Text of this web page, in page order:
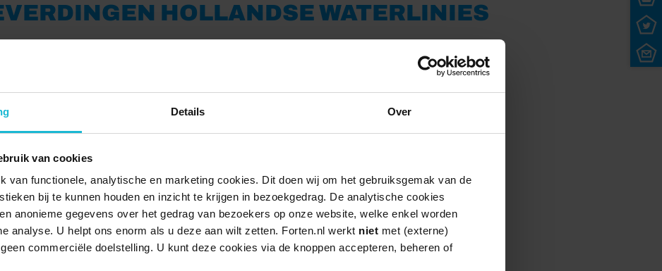
Details Over
van cookies
van functionele, analytische en marketing cookies. Dit doen wij om het gebruiksgemak van de
bij te kunnen houden en inzicht te krijgen in bezoekgedrag. De analytische cookies
anonieme gegevens over het gedrag van bezoekers op onze website, welke enkel worden
analyse. U helpt ons enorm als u deze aan wilt zetten. Forten.nl werkt niet met (externe)
commerciële doelstelling. U kunt deze cookies via de knoppen accepteren, beheren of
HOLLANDSE WATERLINIES